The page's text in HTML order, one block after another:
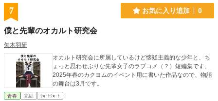
と閉じて頂けましたら幸いです。 他社投稿サイトにも掲載中。
7 お気に入り追加 0
僕と先輩のオカルト研究会
矢木羽研
オカルト研究会に所属しているけど懐疑主義的な少年と、ち
ょっと思わせぶりな先輩女子のラブコメ（？）短編集です。
2025年春のカクヨムのイベント用に書いた作品なので、物語
の舞台は3月です。
青春 完結 ｼｮｰﾄｼｮｰﾄ